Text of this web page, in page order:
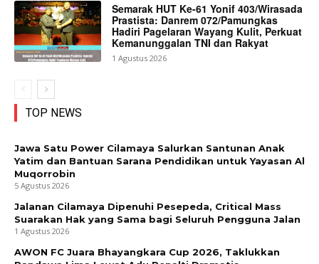
Semarak HUT Ke-61 Yonif 403/Wirasada
Prastista: Danrem 072/Pamungkas
Hadiri Pagelaran Wayang Kulit, Perkuat
Kemanunggalan TNI dan Rakyat
1 Agustus 2026
TOP NEWS
Jawa Satu Power Cilamaya Salurkan Santunan Anak
Yatim dan Bantuan Sarana Pendidikan untuk Yayasan Al
Muqorrobin
5 Agustus 2026
Jalanan Cilamaya Dipenuhi Pesepeda, Critical Mass
Suarakan Hak yang Sama bagi Seluruh Pengguna Jalan
1 Agustus 2026
AWON FC Juara Bhayangkara Cup 2026, Taklukkan